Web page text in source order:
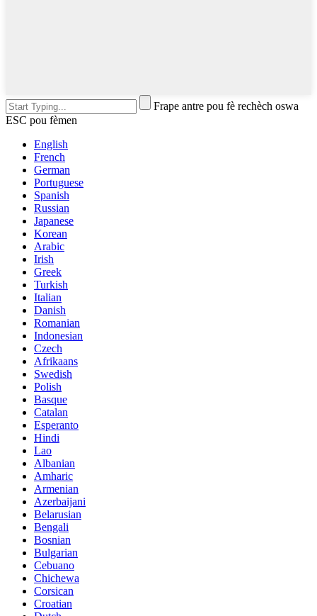
Frape antre pou fè rechèch oswa
ESC pou fèmen
English
French
German
Portuguese
Spanish
Russian
Japanese
Korean
Arabic
Irish
Greek
Turkish
Italian
Danish
Romanian
Indonesian
Czech
Afrikaans
Swedish
Polish
Basque
Catalan
Esperanto
Hindi
Lao
Albanian
Amharic
Armenian
Azerbaijani
Belarusian
Bengali
Bosnian
Bulgarian
Cebuano
Chichewa
Corsican
Croatian